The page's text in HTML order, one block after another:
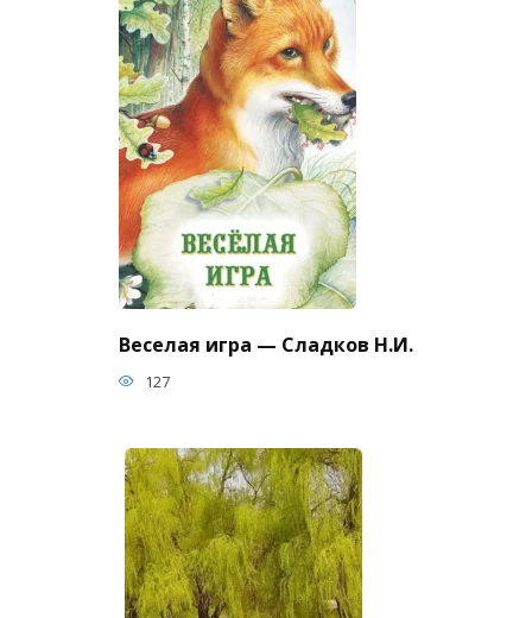
Веселая игра — Сладков Н.И.
127